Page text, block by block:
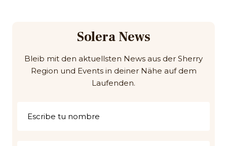
Solera News
Bleib mit den aktuellsten News aus der Sherry
Region und Events in deiner Nähe auf dem
Laufenden.